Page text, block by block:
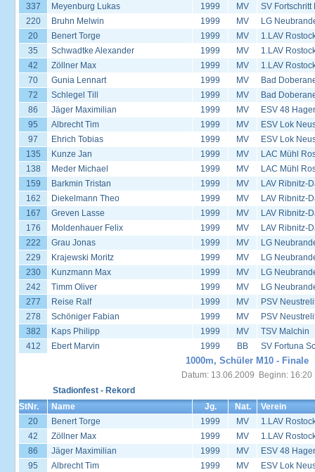
337 Meyenburg Lukas 1999 MV
SV Fortschritt
220
Bruhn Melwin 1999 MV
LG
20
Benert Torge 1999 MV
1.LAV
35
Schwadtke Alexander 1999 MV
1.LAV
42
Zöllner Max 1999 MV
1.LAV
70
Gunia Lennart 1999 MV
Bad
72
Schlegel Till 1999 MV
Bad
86
Jäger Maximilian 1999 MV
ESV 48
95
Albrecht Tim 1999 MV
ESV Lok
97
Ehrich Tobias 1999 MV
ESV Lok
135
Kunze Jan 1999 MV
LAC Mühl
138
Meder Michael 1999 MV
LAC Mühl
159
Barkmin Tristan 1999 MV
LAV Ribnitz-
162
Diekelmann Theo 1999 MV
LAV Ribnitz-
167
Greven Lasse 1999 MV
LAV Ribnitz-
176
Moldenhauer Felix 1999 MV
LAV Ribnitz-
222
Grau Jonas 1999 MV
LG
229
Krajewski Moritz 1999 MV
LG
230
Kunzmann Max 1999 MV
LG
242
Timm Oliver 1999 MV
LG
277
Reise Ralf 1999 MV
PSV
278
Schöniger Fabian 1999 MV
PSV
382
Kaps Philipp 1999 MV
TSV Malchin
412
Ebert Marvin 1999 BB SV Fortuna
1000m, Schüler M10 - Finale
Datum: 13.06.2009 Beginn: 16:20
Stadionfest - Rekord
StNr.
Name Jg. Nat.
Verein
20
Benert Torge 1999 MV
1.LAV
42
Zöllner Max 1999 MV
1.LAV
86
Jäger Maximilian 1999 MV
ESV 48
95
Albrecht Tim 1999 MV
ESV Lok